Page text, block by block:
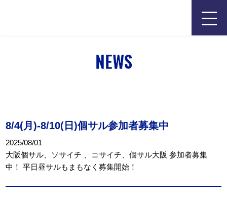
NEWS
8/4(月)-8/10(日)個サル参加者募集中
2025/08/01
大阪個サル、ソサイチ 、コサイチ、個サル大阪 参加者募集
中！ 平日昼サルもまもなく募集開始！